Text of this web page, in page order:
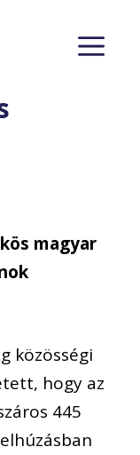
magyar
közösségi
hogy az
445